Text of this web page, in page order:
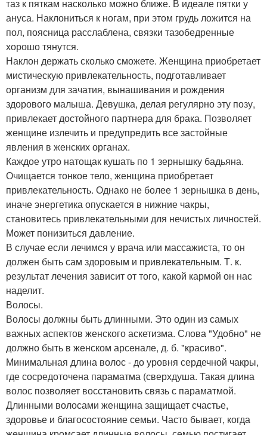
таз к пяткам насколько можно ближе. В идеале пятки у
ануса. Наклониться к ногам, при этом грудь ложится на
пол, поясница расслаблена, связки тазобедренные
хорошо тянутся.
Наклон держать сколько сможете. Женщина приобретает
мистическую привлекательность, подготавливает
организм для зачатия, вынашивания и рождения
здорового малыша. Девушка, делая регулярно эту позу,
привлекает достойного партнера для брака. Позволяет
женщине излечить и предупредить все застойные
явления в женских органах.
Каждое утро натощак кушать по 1 зернышку бадьяна.
Очищается тонкое тело, женщина приобретает
привлекательность. Однако не более 1 зернышка в день,
иначе энергетика опускается в нижние чакры,
становитесь привлекательными для нечистых личностей.
Может понизиться давление.
В случае если лечимся у врача или массажиста, то он
должен быть сам здоровым и привлекательным. Т. к.
результат лечения зависит от того, какой кармой он нас
наделит.
Волосы.
Волосы должны быть длинными. Это один из самых
важных аспектов женского аскетизма. Слова "Удобно" не
должно быть в женском арсенале, д. б. "красиво".
Минимальная длина волос - до уровня сердечной чакры,
где сосредоточена параматма (сверхдуша. Такая длина
волос позволяет восстановить связь с параматмой.
Длинными волосами женщина защищает счастье,
здоровье и благосостояние семьи. Часто бывает, когда